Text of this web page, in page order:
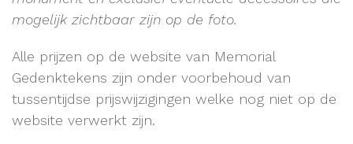
mogelijk zichtbaar zijn op de foto.
Alle prijzen op de website van Memorial
Gedenktekens zijn onder voorbehoud van
tussentijdse prijswijzigingen welke nog niet op de
website verwerkt zijn.